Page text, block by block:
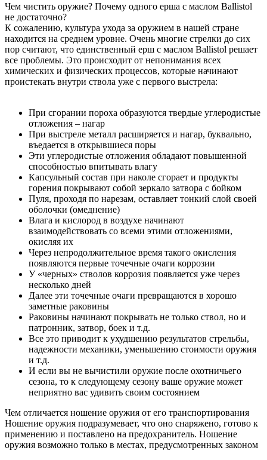
Чем чистить оружие? Почему одного ерша с маслом Ballistol
не достаточно?
К сожалению, культура ухода за оружием в нашей стране
находится на среднем уровне. Очень многие стрелки до сих
пор считают, что единственный ерш с маслом Ballistol решает
все проблемы. Это происходит от непонимания всех
химических и физических процессов, которые начинают
проистекать внутри ствола уже с первого выстрела:
При сгорании пороха образуются твердые углеродистые
отложения – нагар
При выстреле металл расширяется и нагар, буквально,
въедается в открывшиеся поры
Эти углеродистые отложения обладают повышенной
способностью впитывать влагу
Капсульный состав при наколе сгорает и продукты
горения покрывают собой зеркало затвора с бойком
Пуля, проходя по нарезам, оставляет тонкий слой своей
оболочки (омеднение)
Влага и кислород в воздухе начинают
взаимодействовать со всеми этими отложениями,
окисляя их
Через непродолжительное время такого окисления
появляются первые точечные очаги коррозии
У «черных» стволов коррозия появляется уже через
несколько дней
Далее эти точечные очаги превращаются в хорошо
заметные раковины
Раковины начинают покрывать не только ствол, но и
патронник, затвор, боек и т.д.
Все это приводит к ухудшению результатов стрельбы,
надежности механики, уменьшению стоимости оружия
и т.д.
И если вы не вычистили оружие после охотничьего
сезона, то к следующему сезону ваше оружие может
неприятно вас удивить своим состоянием
Чем отличается ношение оружия от его транспортирования
Ношение оружия подразумевает, что оно снаряжено, готово к
применению и поставлено на предохранитель. Ношение
оружия возможно только в местах, предусмотренных законом